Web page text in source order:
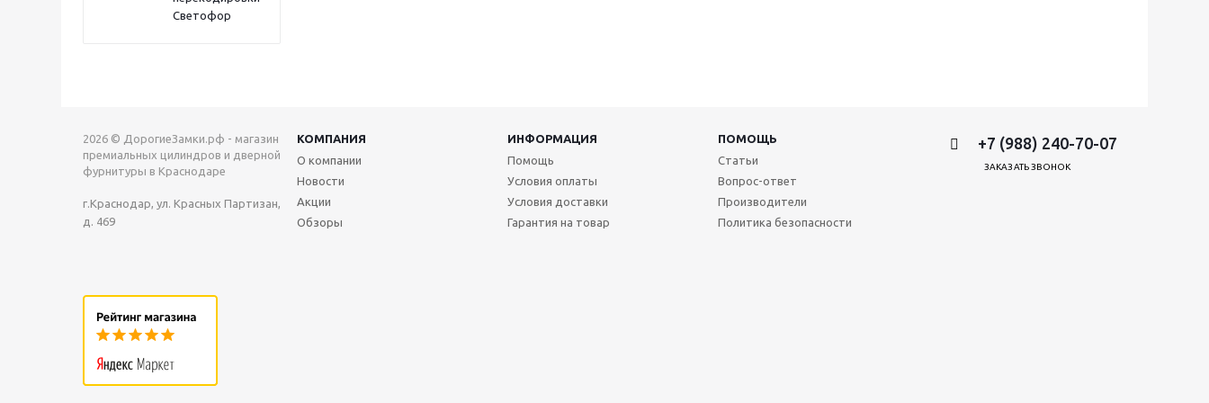
Светофор
2026 © ДорогиеЗамки.рф - магазин
премиальных цилиндров и дверной
фурнитуры в Краснодаре
г.Краснодар, ул. Красных Партизан,
д. 469
КОМПАНИЯ ИНФОРМАЦИЯ
ПОМОЩЬ
О компании
Новости
Акции
Обзоры
Помощь
Условия оплаты
Условия доставки
Гарантия на товар
Статьи
Вопрос-ответ
Производители
Политика безопасности
+7 (988) 240-70-07
ЗАКАЗАТЬ ЗВОНОК